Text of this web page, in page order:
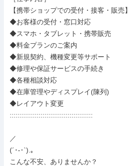
【携帯ショップでの受付・接客・販売】
◆お客様の受付・窓口対応
◆スマホ・タブレット・携帯販売
◆料金プランのご案内
◆新規契約、機種変更等サポート
◆修理や保証サービスの手続き
◆各種相談対応
◆在庫管理やディスプレイ(陳列)
◆レイアウト変更
:::::::::::::::::::::::::::::::::::::::::::
／
(´･-･`).｡
こんな不安、ありませんか？